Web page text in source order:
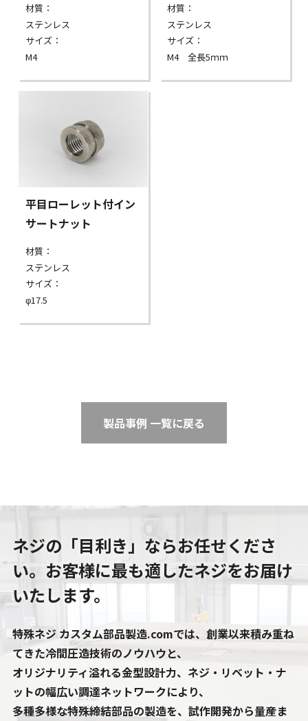
材質：
ステンレス
サイズ：
M4
材質：
ステンレス
サイズ：
M4 全長5ｍｍ
平目ローレット付イン
サートナット
材質：
ステンレス
サイズ：
φ17.5
製品事例 一覧に戻る
ネジの「目利き」ならお任せくださ
い。 お客様に最も適したネジをお届け
いたします。
特殊ネジ カスタム部品製造.comでは、創業以来積み重ね
てきた冷間圧造技術のノウハウと、
オリジナリティ溢れる金型設計力、ネジ・リベット・ナ
ットの幅広い調達ネットワークにより、
多種多様な特殊締結部品の製造を、試作開発から量産ま